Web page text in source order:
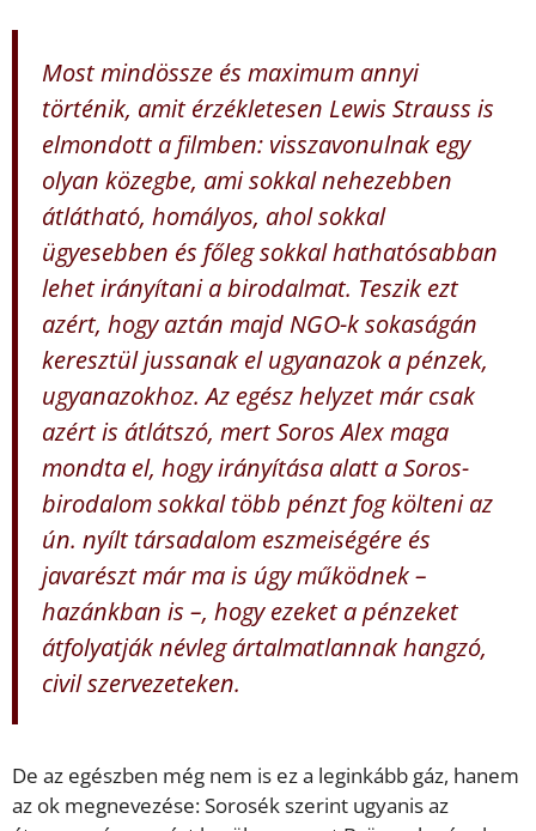
Most mindössze és maximum annyi
történik, amit érzékletesen Lewis Strauss is
elmondott a filmben: visszavonulnak egy
olyan közegbe, ami sokkal nehezebben
átlátható, homályos, ahol sokkal
ügyesebben és főleg sokkal hathatósabban
lehet irányítani a birodalmat. Teszik ezt
azért, hogy aztán majd NGO-k sokaságán
keresztül jussanak el ugyanazok a pénzek,
ugyanazokhoz. Az egész helyzet már csak
azért is átlátszó, mert Soros Alex maga
mondta el, hogy irányítása alatt a Soros-
birodalom sokkal több pénzt fog költeni az
ún. nyílt társadalom eszmeiségére és
javarészt már ma is úgy működnek –
hazánkban is –, hogy ezeket a pénzeket
átfolyatják névleg ártalmatlannak hangzó,
civil szervezeteken.
De az egészben még nem is ez a leginkább gáz, hanem
az ok megnevezése: Sorosék szerint ugyanis az